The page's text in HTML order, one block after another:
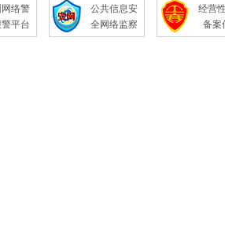
络警
平台
公共信息安
全网络监察
经营
备案